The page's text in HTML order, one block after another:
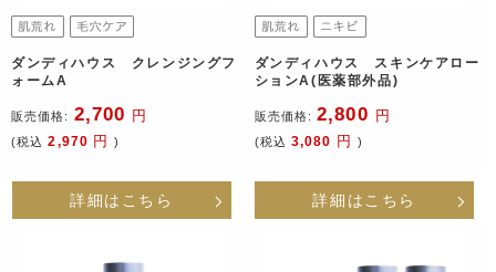
ダンディハウス クレンジングフ
ォームA
販売価格: 2,700 円
(税込 2,970 円)
詳細はこちら
ダンディハウス スキンケアロー
ションA(医薬部外品)
販売価格: 2,800 円
(税込 3,080 円 )
詳細はこちら